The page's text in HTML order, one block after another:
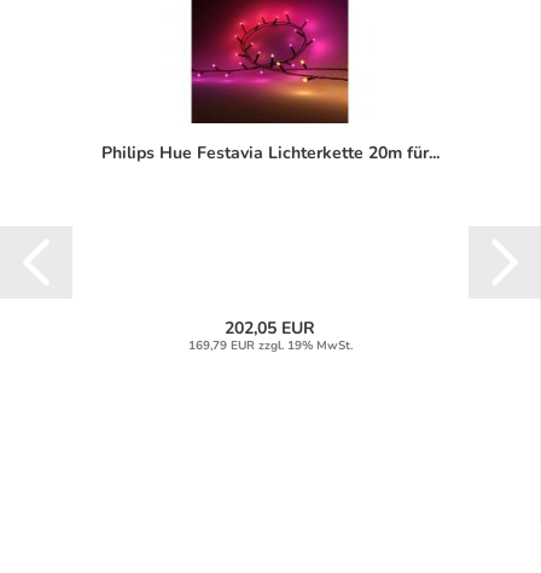
Philips Hue Festavia Lichterkette 20m für...
202,05 EUR
169,79 EUR zzgl. 19% MwSt.